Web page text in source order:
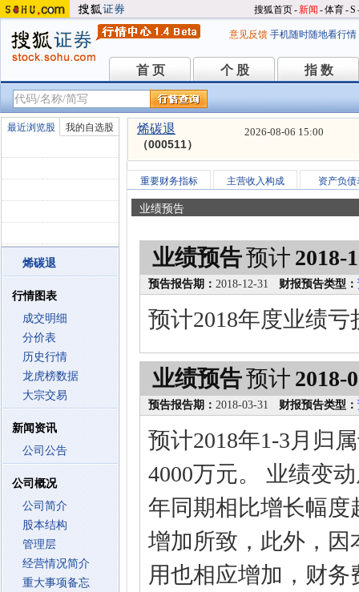
搜狐首页-新闻 -体育-S
意见反馈 手机随时随地看行情
首 页
首 页 个 股
个 股 指 数
指 数
最近浏览股 我的自选股
烯碳退
行情图表
成交明细
分价表
历史行情
龙虎榜数据
大宗交易
新闻资讯
公司公告
公司概况
公司简介
股本结构
管理层
经营情况简介
重大事项备忘
烯碳退
（000511）
2026-08-06 15:00
重要财务指标 主营收入构成 资产负债
业绩预告
业绩预告预计 2018-
预告报告期： 2018-12-31 财报预告类型：
预计2018年度业绩亏
业绩预告预计 2018-
预告报告期： 2018-03-31 财报预告类型：
预计2018年1-3月归
4000万元。 业绩变
年同期相比增长幅度
增加所致，此外，
用也相应增加，财